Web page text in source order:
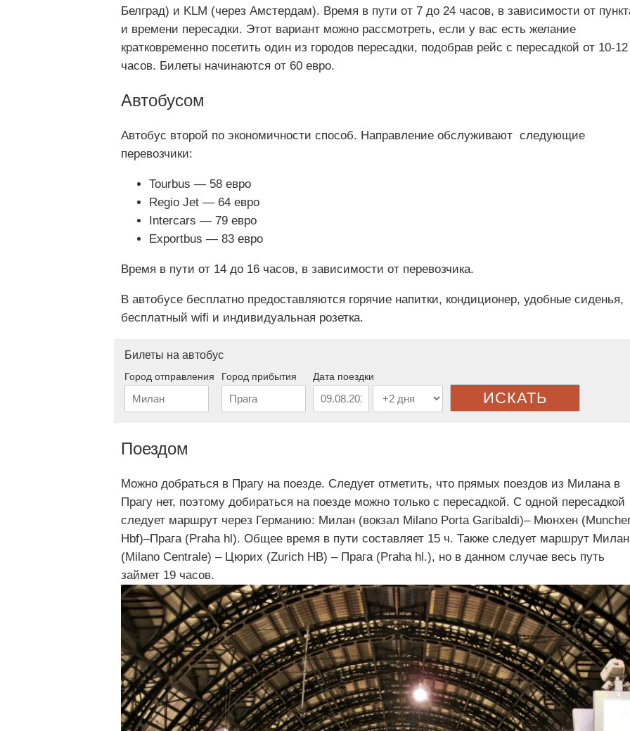
Белград) и KLM (через Амстердам). Время в пути от 7 до 24 часов, в зависимости от
и времени пересадки. Этот вариант можно рассмотреть, если у вас есть желание
кратковременно посетить один из городов пересадки, подобрав рейс с пересадкой от 10-12
часов. Билеты начинаются от 60 евро.
Автобусом
Автобус второй по экономичности способ. Направление обслуживают следующие
перевозчики:
Tourbus — 58 евро
Regio Jet — 64 евро
Intercars — 79 евро
Exportbus — 83 евро
Время в пути от 14 до 16 часов, в зависимости от перевозчика.
В автобусе бесплатно предоставляются горячие напитки, кондиционер, удобные сиденья,
бесплатный wifi и индивидуальная розетка.
Билеты на автобус
Город отправления Город прибытия Дата поездки
ИСКАТЬ
Поездом
Можно добраться в Прагу на поезде. Следует отметить, что прямых поездов из Милана в
Прагу нет, поэтому добираться на поезде можно только с пересадкой. С одной пересадкой
следует маршрут через Германию: Милан (вокзал Milano Porta Garibaldi)– Мюнхен
Hbf)–Прага (Praha hl). Общее время в пути составляет 15 ч. Также следует маршрут Милан
(Milano Centrale) – Цюрих (Zurich HB) – Прага (Praha hl.), но в данном случае весь путь
займет 19 часов.